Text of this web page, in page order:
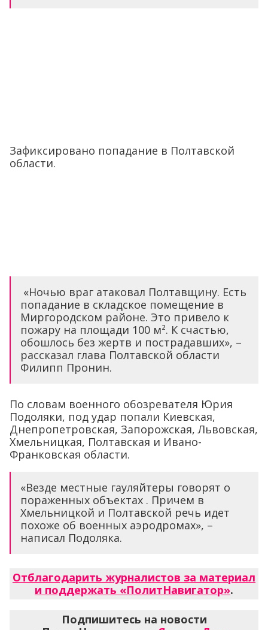
Зафиксировано попадание в Полтавской
области.
«Ночью враг атаковал Полтавщину. Есть
попадание в складское помещение в
Миргородском районе. Это привело к
пожару на площади 100 м². К счастью,
обошлось без жертв и пострадавших», –
рассказал глава Полтавской области
Филипп Пронин.
По словам военного обозревателя Юрия
Подоляки, под удар попали Киевская,
Днепропетровская, Запорожская, Львовская,
Хмельницкая, Полтавская и Ивано-
Франковская области.
«Везде местные гауляйтеры говорят о
пораженных объектах . Причем в
Хмельницкой и Полтавской речь идет
похоже об военных аэродромах», –
написал Подоляка.
Отблагодарить журналистов за материал
и поддержать «ПолитНавигатор».
Подпишитесь на новости